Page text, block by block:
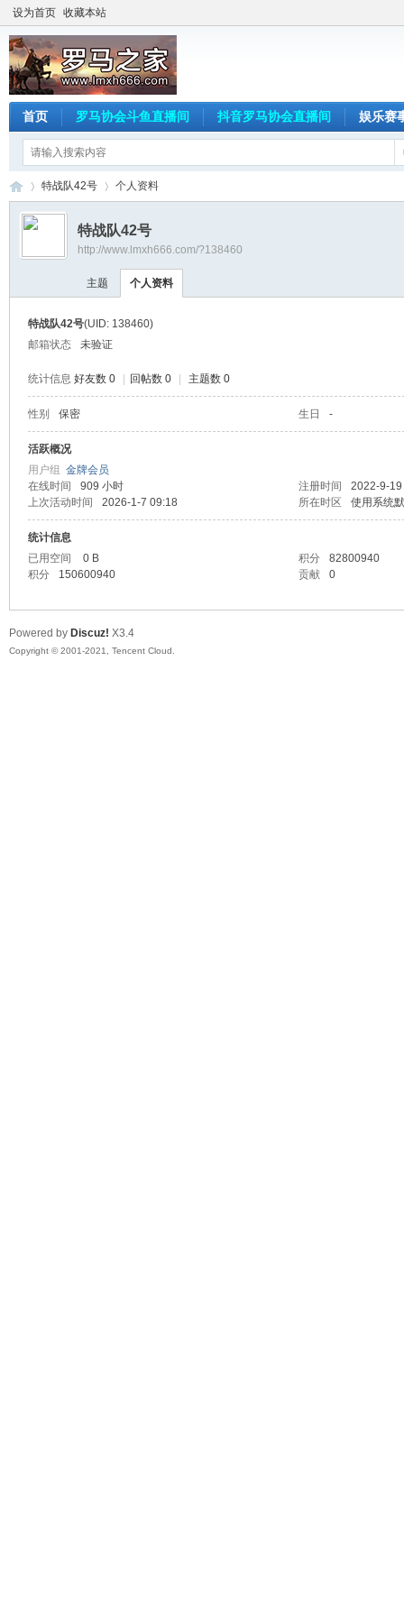
设为首页 收藏本站
首页 罗马协会斗鱼直播间 抖音罗马协会直播间 娱乐赛
›
特战队42号 个人资料
特战队42号
http://www.lmxh666.com/?138460
主题 个人资料
特战队42号(UID: 138460)
邮箱状态
未验证
统计信息 好友数 0 回帖数 0 主题数 0
性别 保密 生日 -
活跃概况
用户组 金牌会员
在线时间
909 小时 注册时间
2022-9-
上次活动时间
2026-1-7 09:18 所在时区 使用系统
统计信息
已用空间
0 B 积分
82800940
积分
150600940 贡献 0
Powered by Discuz! X3.4
Copyright © 2001-2021, Tencent Cloud.